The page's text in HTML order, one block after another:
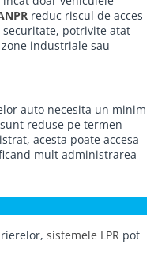
reduc riscul de acces
potrivite atat
industriale sau
auto necesita un minim
reduse pe termen
acesta poate accesa
mult administrarea
sistemele LPR pot